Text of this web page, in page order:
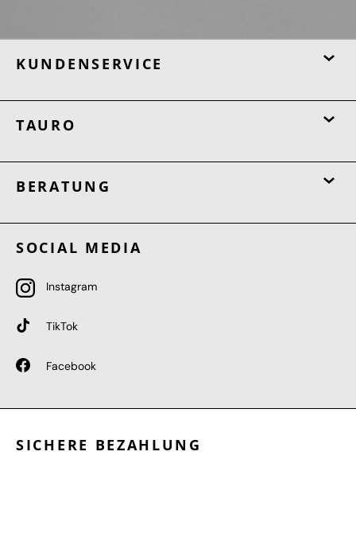
KUNDENSERVICE
TAURO
BERATUNG
SOCIAL MEDIA
Instagram
TikTok
Facebook
SICHERE BEZAHLUNG